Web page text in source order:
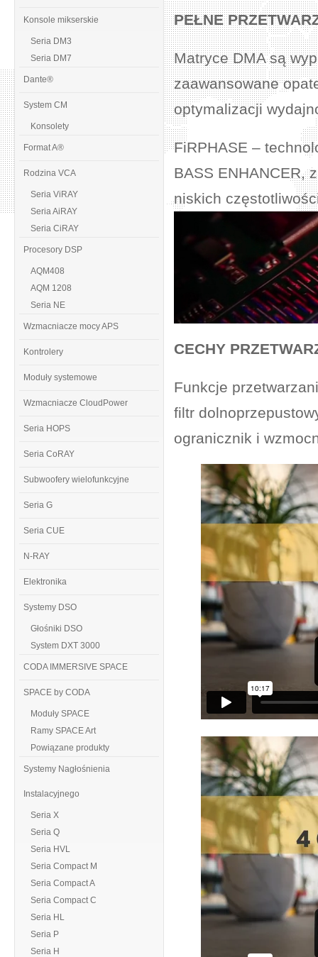
Konsole mikserskie
Seria DM3
Seria DM7
Dante®
System CM
Konsolety
Format A®
Rodzina VCA
Seria ViRAY
Seria AiRAY
Seria CiRAY
Procesory DSP
AQM408
AQM 1208
Seria NE
Wzmacniacze mocy APS
Kontrolery
Moduły systemowe
Wzmacniacze CloudPower
Seria HOPS
Seria CoRAY
Subwoofery wielofunkcyjne
Seria G
Seria CUE
N-RAY
Elektronika
Systemy DSO
Głośniki DSO
System DXT 3000
CODA IMMERSIVE SPACE
SPACE by CODA
Moduły SPACE
Ramy SPACE Art
Powiązane produkty
Systemy Nagłośnienia
Instalacyjnego
Seria X
Seria Q
Seria HVL
Seria Compact M
Seria Compact A
Seria Compact C
Seria HL
Seria P
Seria H
PEŁNE
Matryce DMA są
zaawansowane
optymalizacji
FiRPHASE –
BASS ENHANCER,
niskich
CECHY
Funkcje
filtr
ogranicznik i